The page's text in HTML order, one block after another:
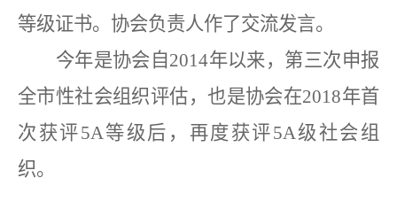
等级证书。协会负责人作了交流发言。
今年是协会自 2014年以来，第三次申报
全市性社会组织评估，也是协会在2018年首
次获评5A等级后，再度获评5A级社会组
织。